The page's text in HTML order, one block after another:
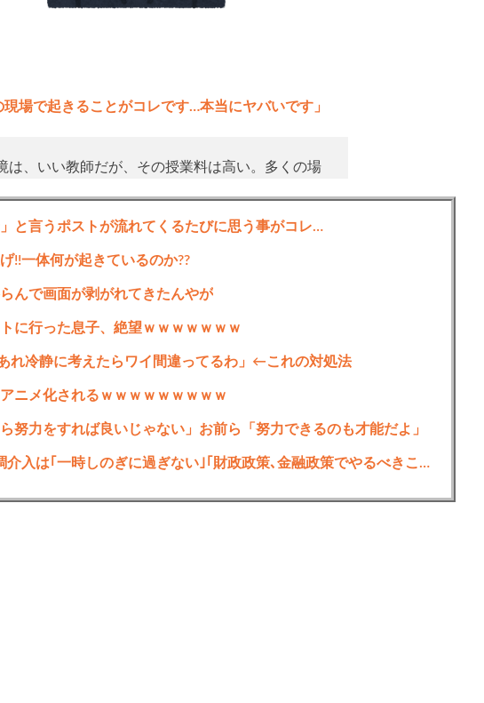
場で起きることがコレです…本当にヤバいです」
は、いい教師だが、その授業料は高い。多くの場
の警句、しかも晩年の本に書いてあるので説得力
。逆境には学びもあるが、失ったものの大きさも
くる。
と言うポストが流れてくるたびに思う事がコレ…
!!一体何が起きているのか??
んで画面が剥がれてきたんやが
に行った息子、絶望ｗｗｗｗｗｗｗ
れ冷静に考えたらワイ間違ってるわ」←これの対処法
ニメ化されるｗｗｗｗｗｗｗｗｗ
努力をすれば良いじゃない」お前ら「努力できるのも才能だよ」
岸田元首相､日米の円買い協調介入は｢一時しのぎに過ぎない｣｢財政政策､金融政策でやるべきことをしっかりやっておくことが大事｣